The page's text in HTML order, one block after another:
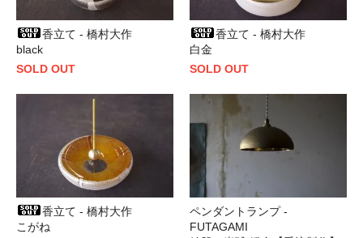
香立て - 橋村大作
black
SOLD OUT
香立て - 橋村大作
白金
SOLD OUT
香立て - 橋村大作
こがね
ペンダントランプ -
FUTAGAMI